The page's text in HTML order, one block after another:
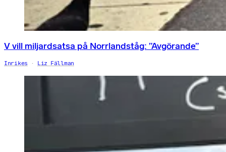
V vill miljardsatsa på Norrlandståg: ”Avgörande”
Inrikes Liz Fällman